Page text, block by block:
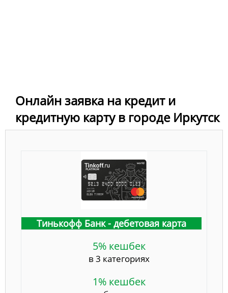
Онлайн заявка на кредит и
кредитную карту в городе Иркутск
Тинькофф Банк - дебетовая карта
5% кешбек
в 3 категориях
1% кешбек